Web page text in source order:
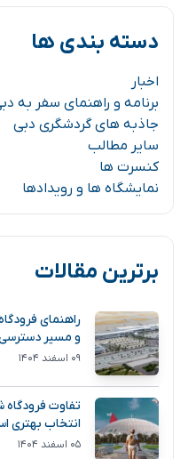
دسته بندی ها
اخبار
برنامه و راهنمای سفر به
جاذبه های گردشگری دبی
سایر مطالب
کنسرت ها
نمایشگاه ها و رویدادها
برترین مقالات
و مسیر
۰۹ اسفند ۱۴۰۴
تفاوت فرودگاه
انتخاب بهتری
۰۵ اسفند ۱۴۰۴